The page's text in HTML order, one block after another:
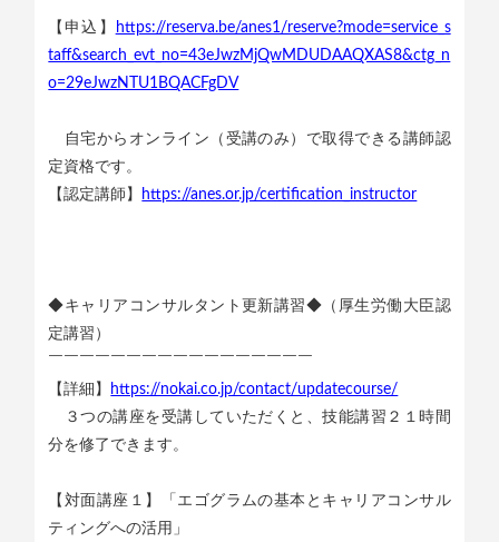
【申込】
https://reserva.be/anes1/reserve?mode=service_s
taff&search_evt_no=43eJwzMjQwMDUDAAQXAS8&ctg_n
o=29eJwzNTU1BQACFgDV
自宅からオンライン（受講のみ）で取得できる講師認
定資格です。
【認定講師】
https://anes.or.jp/certification_instructor
◆キャリアコンサルタント更新講習◆（厚生労働大臣認
定講習）
￣￣￣￣￣￣￣￣￣￣￣￣￣￣￣￣￣
【詳細】
https://nokai.co.jp/contact/updatecourse/
３つの講座を受講していただくと、技能講習２１時間
分を修了できます。
【対面講座１】「エゴグラムの基本とキャリアコンサル
ティングへの活用」